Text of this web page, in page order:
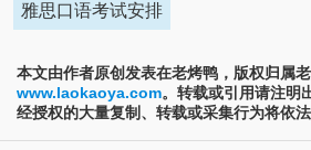
雅思口语考试安排
本文由作者原创发表在老烤鸭，版权归属
www.laokaoya.com。转载或引用请注明
经授权的大量复制、转载或采集行为将依法